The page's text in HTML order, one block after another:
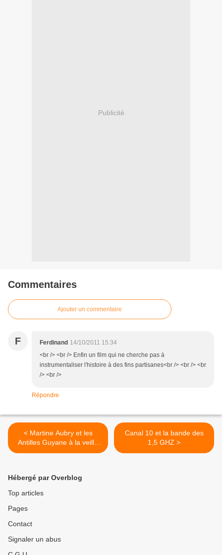
Publicité
Commentaires
Ajouter un commentaire
F Ferdinand 14/10/2011 15:34
<br /> <br /> Enfin un film qui ne cherche pas à
instrumentaliser l'histoire à des fins partisanes<br /> <br /> <br
/> <br />
Répondre
< Martine Aubry et les
Antilles Guyane à la veille
du second tour de la
Canal 10 et la bande des
1,5 GHZ >
Hébergé par Overblog
Top articles
Pages
Contact
Signaler un abus